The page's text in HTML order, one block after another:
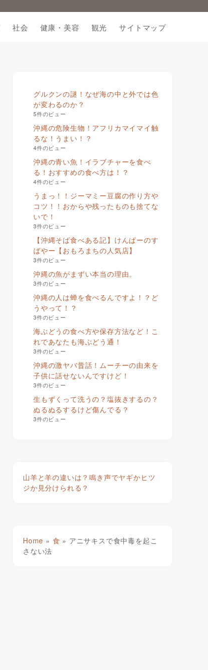
社会 健康・美容 観光 サイトマップ
グルクンの謎！なぜ海の中と外では色
が変わるのか？
5件のビュー
沖縄の危険生物！アフリカマイマイ触
るな！うまい！？
4件のビュー
沖縄の青い魚！イラブチャーを食べ
る！おすすめの食べ方は！？
4件のビュー
うまっ！！ジーマミー豆腐の作り方や
コツ！！おからや残ったものも捨てな
いで！
3件のビュー
【沖縄そば食べある記】けんぱーのす
ばやー【おもろまちの人気店】
3件のビュー
沖縄の魚がまずい本当の理由。
3件のビュー
沖縄の人は蝉を食べるんですよ！？ど
うやって！？
3件のビュー
海ぶどうの食べ方や保存方法など！こ
れであなたも海ぶどう通！
3件のビュー
沖縄の激ヤバ昔話！ムーチーの由来を
子供に話せないんですけど！
3件のビュー
生もずくって洗うの？塩抜きするの？
ぬるぬるするけど傷んでる？
3件のビュー
山羊と羊の違いは？鳴き声でヤギかヒツ
ジか見分けられる？
Home » 食 » アニサキスで食中毒を起こ
さない法